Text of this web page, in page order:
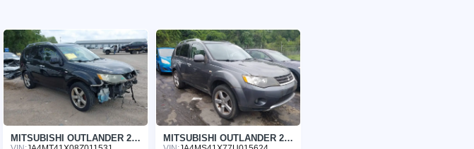
MITSUBISHI OUTLANDER 2008 MITSUBISHI OUTLANDER 2007